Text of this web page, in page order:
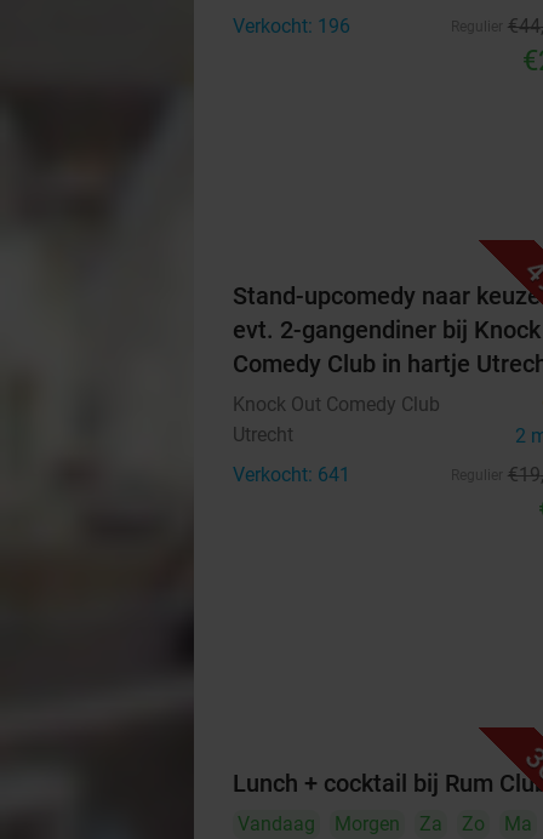
Verkocht: 196 €44
Stand-upcomedy naar
evt. 2-gangendiner bij Knock
Comedy Club in hartje
Knock Out Comedy Club
Utrecht 2
Verkocht: 641 €19
Lunch + cocktail bij Rum
Vandaag Morgen Za Zo Ma